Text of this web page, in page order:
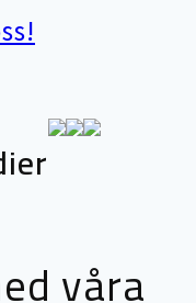
våra